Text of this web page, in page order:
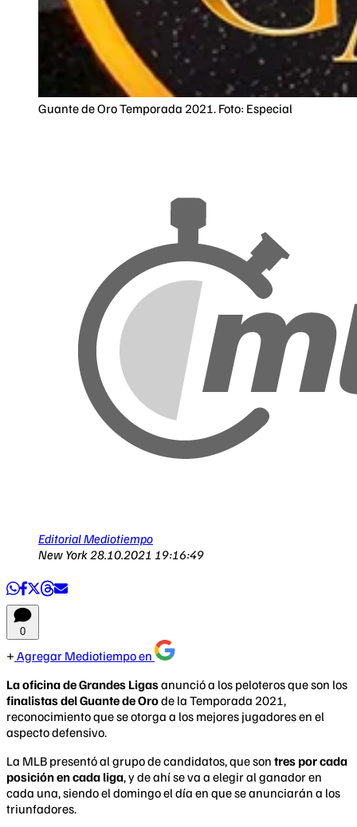
Guante de Oro Temporada 2021. Foto: Especial
Editorial Mediotiempo
New York28.10.2021 19:16:49
0
Agregar Mediotiempo en
La oficina de Grandes Ligasanunció a los peloteros que son los
finalistas del Guante de Orode la Temporada 2021,
reconocimiento que se otorga a los mejores jugadores en el
aspecto defensivo.
La MLB presentó al grupo de candidatos, que son tres por cada
posición en cada liga, y de ahí se va a elegir al ganador en
cada una, siendo el domingo el día en que se anunciarán a los
triunfadores.